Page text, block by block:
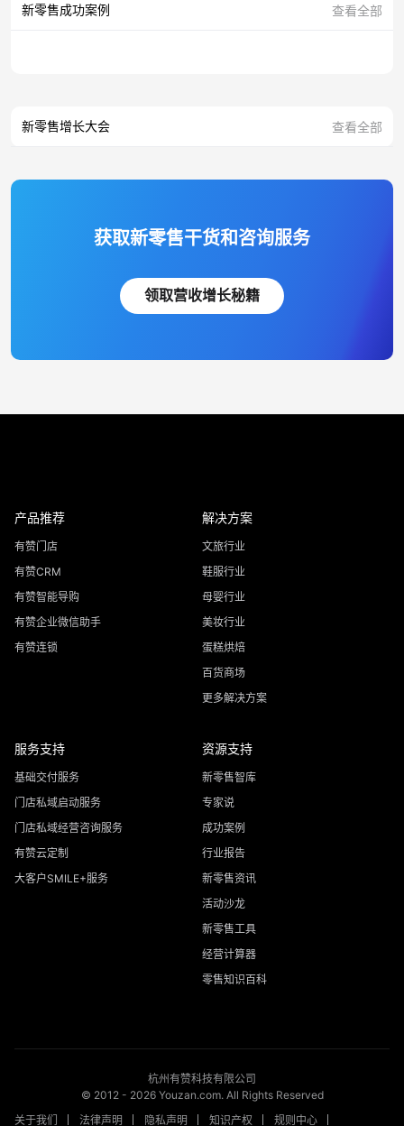
新零售成功案例 查看全部
新零售增长大会 查看全部
获取新零售干货和咨询服务
领取营收增长秘籍
产品推荐
有赞门店
有赞CRM
有赞智能导购
有赞企业微信助手
有赞连锁
解决方案
文旅行业
鞋服行业
母婴行业
美妆行业
蛋糕烘焙
百货商场
更多解决方案
服务支持
基础交付服务
门店私域启动服务
门店私域经营咨询服务
有赞云定制
大客户SMILE+服务
资源支持
新零售智库
专家说
成功案例
行业报告
新零售资讯
活动沙龙
新零售工具
经营计算器
零售知识百科
杭州有赞科技有限公司
© 2012 - 2026Youzan.com. All Rights Reserved
关于我们
法律声明 隐私声明 知识产权 规则中心